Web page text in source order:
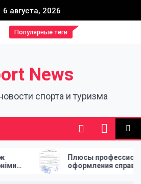
6 августа, 2026
Популярные теги
News
спорта и туризма
Плюсы профессионального
оформления справок и апостиля